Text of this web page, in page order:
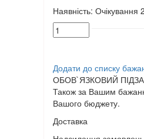
Наявність: Очікування
Додати до списку
ОБОВ`ЯЗКОВИЙ
Також за Вашим
Вашого бюджету.
Доставка